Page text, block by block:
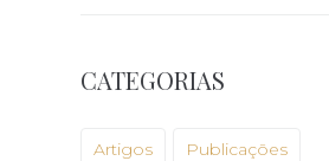
CATEGORIAS
Artigos Publicações